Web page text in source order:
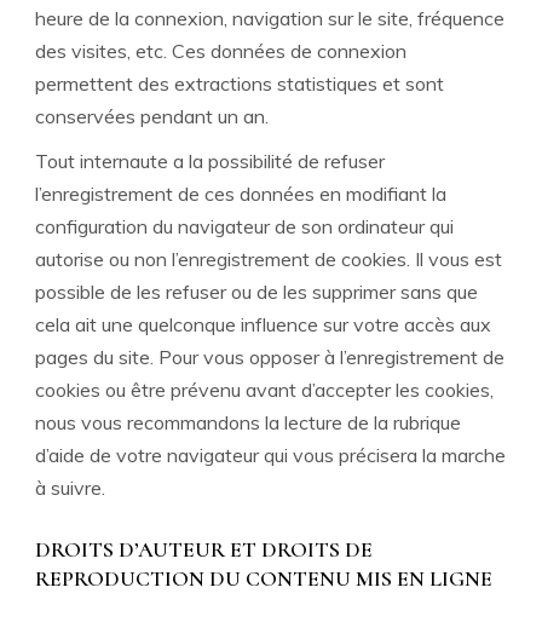
heure de la connexion, navigation sur le site, fréquence
des visites, etc. Ces données de connexion
permettent des extractions statistiques et sont
conservées pendant un an.
Tout internaute a la possibilité de refuser
l’enregistrement de ces données en modifiant la
configuration du navigateur de son ordinateur qui
autorise ou non l’enregistrement de cookies. Il vous est
possible de les refuser ou de les supprimer sans que
cela ait une quelconque influence sur votre accès aux
pages du site. Pour vous opposer à l’enregistrement de
cookies ou être prévenu avant d’accepter les cookies,
nous vous recommandons la lecture de la rubrique
d’aide de votre navigateur qui vous précisera la marche
à suivre.
DROITS D’AUTEUR ET DROITS DE
REPRODUCTION DU CONTENU MIS EN LIGNE